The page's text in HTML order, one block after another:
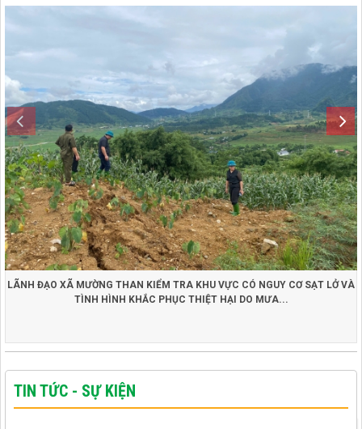
LÃNH ĐẠO XÃ MƯỜNG THAN KIỂM TRA KHU VỰC CÓ NGUY CƠ SẠT LỞ VÀ
TÌNH HÌNH KHẮC PHỤC THIỆT HẠI DO MƯA...
TIN TỨC - SỰ KIỆN